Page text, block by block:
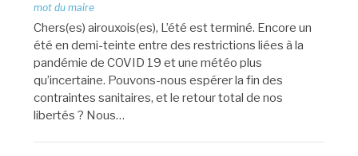
mot du maire
Chers(es) airouxois(es), L’été est terminé. Encore un
été en demi-teinte entre des restrictions liées à la
pandémie de COVID 19 et une météo plus
qu’incertaine. Pouvons-nous espérer la fin des
contraintes sanitaires, et le retour total de nos
libertés ? Nous…